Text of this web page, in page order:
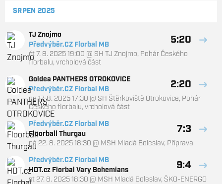
SRPEN 2025
TJ Znojmo
Předvýběr.CZ Florbal MB
5:20
čt 7. 8. 2025 19:00 @ SH TJ Znojmo, Pohár Českého
florbalu, vrcholová část
Goldea PANTHERS OTROKOVICE
Předvýběr.CZ Florbal MB
2:20
ne 17. 8. 2025 17:30 @ SH Štěrkoviště Otrokovice, Pohár
Českého florbalu, vrcholová část
Předvýběr.CZ Florbal MB
Floorball Thurgau
7:3
pá 22. 8. 2025 18:30 @ MSH Mladá Boleslav, Příprava
Předvýběr.CZ Florbal MB
HDT.cz Florbal Vary Bohemians
9:4
st 27. 8. 2025 18:30 @ MSH Mladá Boleslav, ŠKO-ENERGO